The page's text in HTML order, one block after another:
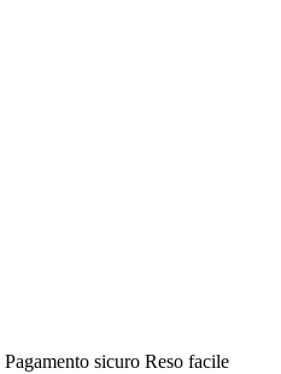
Pagamento sicuro Reso facile